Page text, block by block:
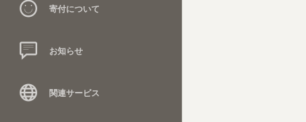
寄付について
お知らせ
関連サービス